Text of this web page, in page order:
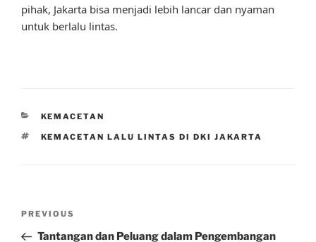
pihak, Jakarta bisa menjadi lebih lancar dan nyaman
untuk berlalu lintas.
CATEGORIES
KEMACETAN
TAGS
KEMACETAN LALU LINTAS DI DKI JAKARTA
Previous
Post
PREVIOUS
Tantangan dan Peluang dalam Pengembangan